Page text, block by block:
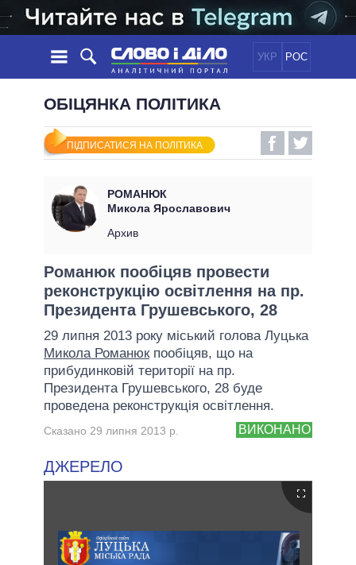
УКР РОС
НОВИНИ
СТРІЧКА
ПОДІЇ
СТАТТІ
ДУМКИ
ОГЛЯДИ
ПОЛІТИКА
ЕКОНОМІКА
СВІТ
ОБIЦЯНКИ
УСІ ПОЛІТИКИ
ПРЕЗИДЕНТ І ОФІС
КАБІНЕТ МІНІСТРІВ
ГОЛОВИ ОБЛАДМІНІСТРАЦІЙ
МЕРИ МІСТ
ВСІ ПЕРСОНИ
ІНФОГРАФІКА
ПІДТРИМАТИ
ПОРІВНЯННЯ ПОЛІТИКІВ
ОБІЦЯНКА ПОЛІТИКА
ПІДПИСАТИСЯ НА ПОЛІТИКА
РОМАНЮК
Микола Ярославович
Архив
Романюк пообіцяв провести
реконструкцію освітлення на пр.
Президента Грушевського, 28
29 липня 2013 року міський голова Луцька
Микола Романюкпообіцяв, що на
прибудинковій території на пр.
Президента Грушевського, 28 буде
проведена реконструкція освітлення.
ВИКОНАНО
Сказано 29 липня 2013 р.
ДЖЕРЕЛО